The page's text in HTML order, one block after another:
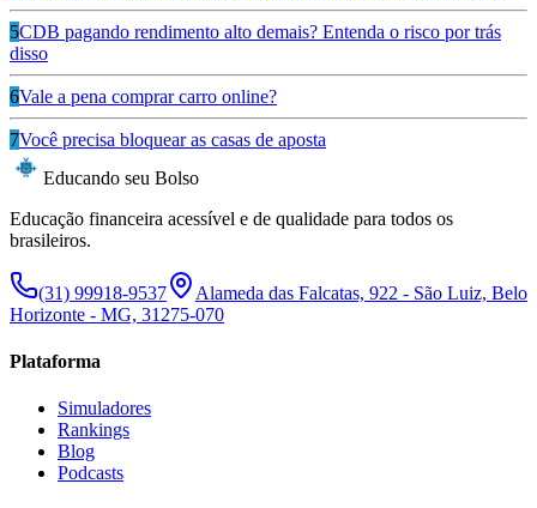
5CDB pagando rendimento alto demais? Entenda o risco por trás
disso
6Vale a pena comprar carro online?
7Você precisa bloquear as casas de aposta
Educando seu Bolso
Educação financeira acessível e de qualidade para todos os
brasileiros.
(31) 99918-9537
Alameda das Falcatas, 922 - São Luiz, Belo
Horizonte - MG, 31275-070
Plataforma
Simuladores
Rankings
Blog
Podcasts